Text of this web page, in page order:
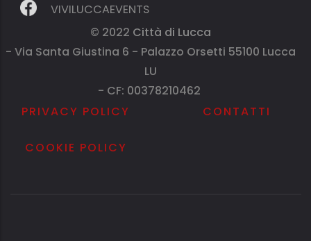
VIVILUCCAEVENTS
© 2022 Città di Lucca
- Via Santa Giustina 6 - Palazzo Orsetti 55100 Lucca
LU
- CF: 00378210462
PRIVACY POLICY
COOKIE POLICY
CONTATTI